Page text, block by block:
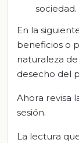
sociedad.
En la
beneficios o
naturaleza
desecho del
Ahora revisa
sesión.
La lectura